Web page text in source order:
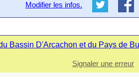
Modifier les infos.
Bassin D'Arcachon et du Pays de
Signaler une erreur